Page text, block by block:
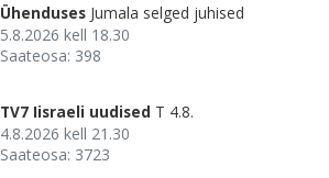
Ühenduses Jumala selged juhised
5.8.2026 kell 18.30
Saateosa: 398
TV7 Iisraeli uudised T 4.8.
4.8.2026 kell 21.30
Saateosa: 3723